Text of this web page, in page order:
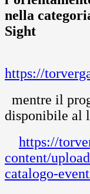
nella
Sight
https://
mentre il
disponibile al
https://
content/
catalogo-